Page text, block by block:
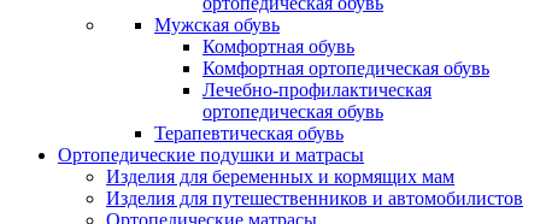
Мужская обувь
Комфортная обувь
Комфортная ортопедическая обувь
Лечебно-профилактическая
ортопедическая обувь
Терапевтическая обувь
Ортопедические подушки и матрасы
Изделия для беременных и кормящих мам
Изделия для путешественников и автомобилистов
Ортопедические матрасы